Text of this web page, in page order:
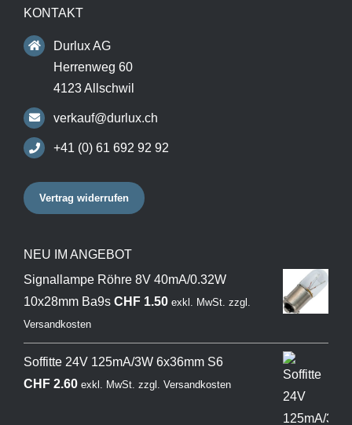
KONTAKT
Durlux AG
Herrenweg 60
4123 Allschwil
verkauf@durlux.ch
+41 (0) 61 692 92 92
Vertrag widerrufen
NEU IM ANGEBOT
Signallampe Röhre 8V 40mA/0.32W
10x28mm Ba9s CHF1.50 exkl. MwSt. zzgl.
Versandkosten
Soffitte 24V 125mA/3W 6x36mm S6
CHF2.60 exkl. MwSt. zzgl. Versandkosten